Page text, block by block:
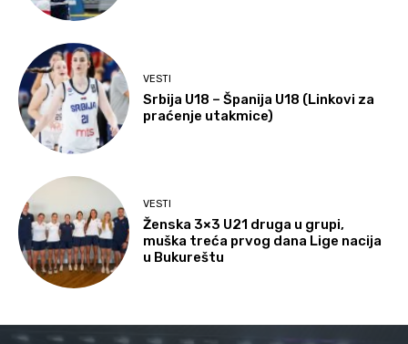
VESTI
Srbija U18 – Španija U18 (Linkovi za
praćenje utakmice)
VESTI
Ženska 3×3 U21 druga u grupi,
muška treća prvog dana Lige nacija
u Bukureštu